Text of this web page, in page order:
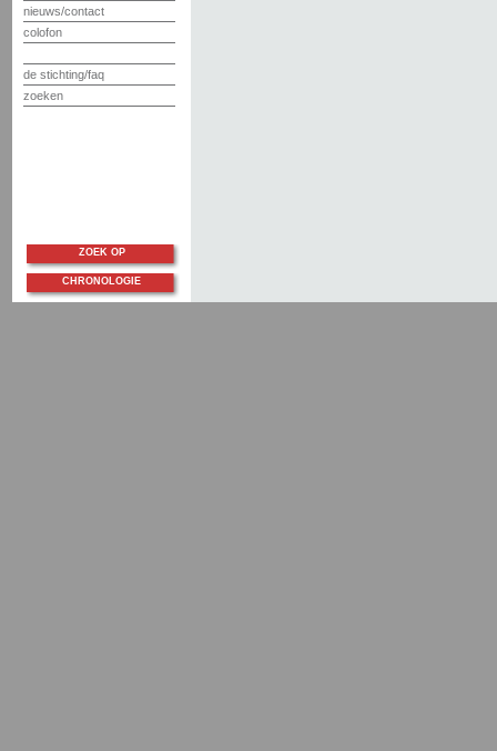
nieuws/contact
colofon
de stichting/faq
zoeken
ZOEK OP
CHRONOLOGIE